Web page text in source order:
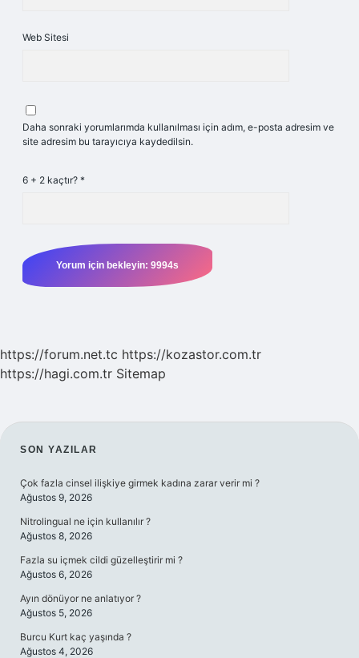
Web Sitesi
Daha sonraki yorumlarımda kullanılması için adım, e-posta adresim ve
site adresim bu tarayıcıya kaydedilsin.
6 + 2 kaçtır? *
https://forum.net.tc https://kozastor.com.tr
https://hagi.com.tr Sitemap
SIDEBAR
SON YAZILAR
Çok fazla cinsel ilişkiye girmek kadına zarar verir mi ?
Ağustos 9, 2026
Nitrolingual ne için kullanılır ?
Ağustos 8, 2026
Fazla su içmek cildi güzelleştirir mi ?
Ağustos 6, 2026
Ayın dönüyor ne anlatıyor ?
Ağustos 5, 2026
Burcu Kurt kaç yaşında ?
Ağustos 4, 2026